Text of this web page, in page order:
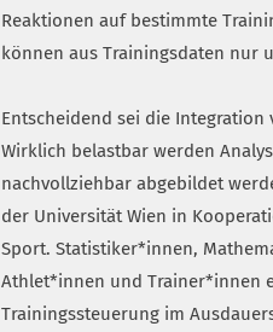
Reaktionen auf bestimmte
können aus Trainingsdaten nur
Entscheidend sei die Integration
Wirklich belastbar werden
nachvollziehbar abgebildet
der Universität Wien in
Sport. Statistiker*innen,
Athlet*innen und Trainer*innen
Trainingssteuerung im